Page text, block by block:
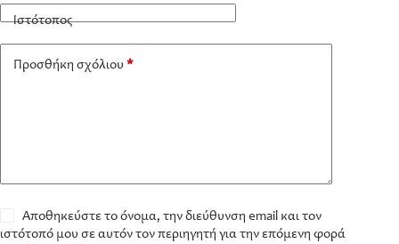
Ιστότοπος
Προσθήκη σχόλιου *
Αποθηκεύστε το όνομα, την διεύθυνση email και τον
ιστότοπό μου σε αυτόν τον περιηγητή για την επόμενη φορά